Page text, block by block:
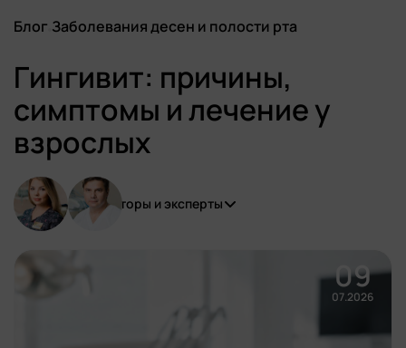
Контакты
Поиск
сайту:
+7 (4932) 92-09-47
8 августа, клиника работает до 17:00.
Блог Заболевания десен и полости рта
Гингивит: причины,
симптомы и лечение у
взрослых
Авторы и эксперты
09
07.2026